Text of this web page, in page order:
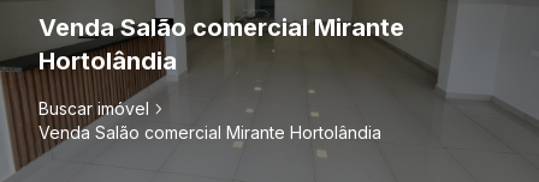
Venda Salão comercial Mirante
Hortolândia
Buscar imóvel
Venda Salão comercial Mirante Hortolândia